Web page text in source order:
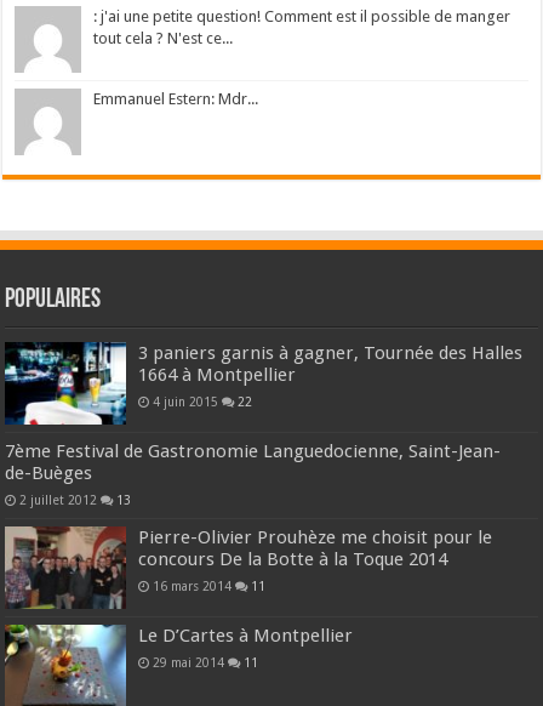
: j'ai une petite question! Comment est il possible de manger
tout cela ? N'est ce...
Emmanuel Estern: Mdr...
Populaires
3 paniers garnis à gagner, Tournée des Halles
1664 à Montpellier
4 juin 2015 22
7ème Festival de Gastronomie Languedocienne, Saint-Jean-
de-Buèges
2 juillet 2012 13
Pierre-Olivier Prouhèze me choisit pour le
concours De la Botte à la Toque 2014
16 mars 2014 11
Le D’Cartes à Montpellier
29 mai 2014 11